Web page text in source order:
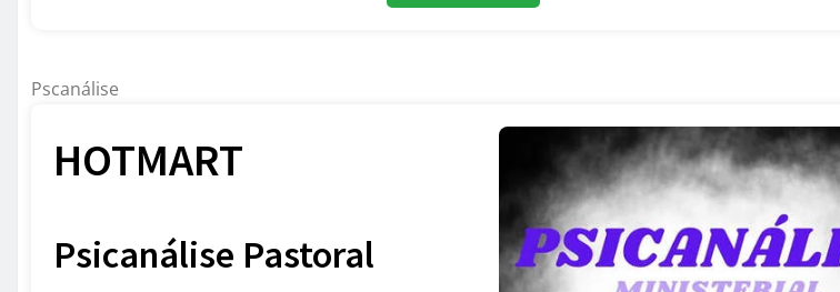
Pscanálise
HOTMART
Psicanálise Pastoral